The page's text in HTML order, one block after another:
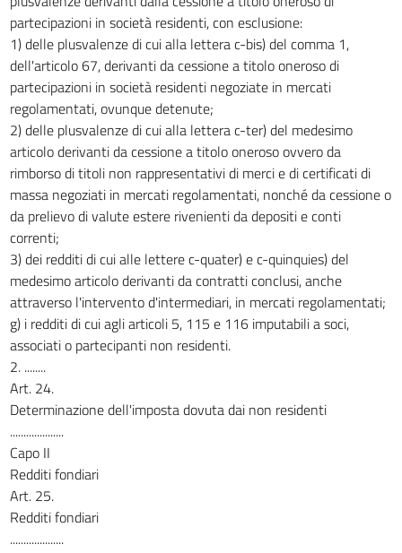
partecipazioni in società residenti, con esclusione:
1) delle plusvalenze di cui alla lettera c-bis) del comma 1,
dell'articolo 67, derivanti da cessione a titolo oneroso di
partecipazioni in società residenti negoziate in mercati
regolamentati, ovunque detenute;
2) delle plusvalenze di cui alla lettera c-ter) del medesimo
articolo derivanti da cessione a titolo oneroso ovvero da
rimborso di titoli non rappresentativi di merci e di certificati di
massa negoziati in mercati regolamentati, nonché da cessione o
da prelievo di valute estere rivenienti da depositi e conti
correnti;
3) dei redditi di cui alle lettere c-quater) e c-quinquies) del
medesimo articolo derivanti da contratti conclusi, anche
attraverso l'intervento d'intermediari, in mercati regolamentati;
g) i redditi di cui agli articoli 5, 115 e 116 imputabili a soci,
associati o partecipanti non residenti.
2. ........
Art. 24.
Determinazione dell'imposta dovuta dai non residenti
....................
Capo II
Redditi fondiari
Art. 25.
Redditi fondiari
....................